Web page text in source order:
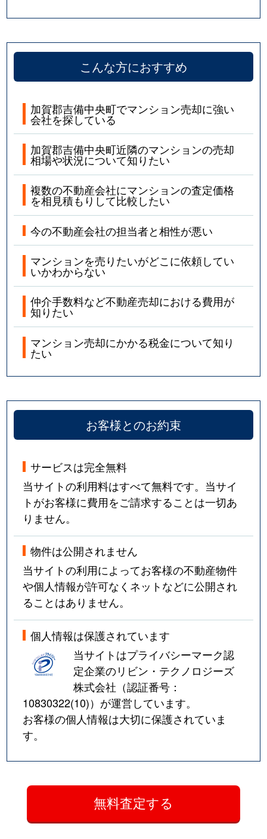
こんな方におすすめ
加賀郡吉備中央町でマンション売却に強い
会社を探している
加賀郡吉備中央町近隣のマンションの売却
相場や状況について知りたい
複数の不動産会社にマンションの査定価格
を相見積もりして比較したい
今の不動産会社の担当者と相性が悪い
マンションを売りたいがどこに依頼してい
いかわからない
仲介手数料など不動産売却における費用が
知りたい
マンション売却にかかる税金について知り
たい
お客様とのお約束
サービスは完全無料
当サイトの利用料はすべて無料です。当サイ
トがお客様に費用をご請求することは一切あ
りません。
物件は公開されません
当サイトの利用によってお客様の不動産物件
や個人情報が許可なくネットなどに公開され
ることはありません。
個人情報は保護されています
当サイトはプライバシーマーク認
定企業のリビン・テクノロジーズ
株式会社（認証番号：
10830322(10)）が運営しています。
お客様の個人情報は大切に保護されていま
す。